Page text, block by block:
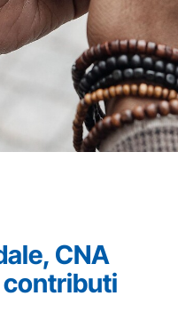
CNA
contributi